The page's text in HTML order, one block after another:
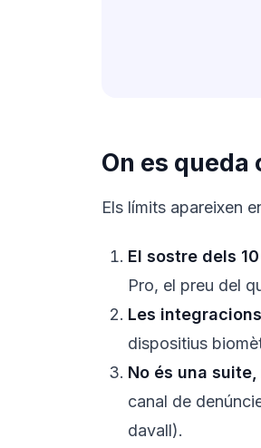
On es
Els límits apareixen
El sostre dels
Pro, el preu del
Les
dispositius
No és una
canal de
davall).